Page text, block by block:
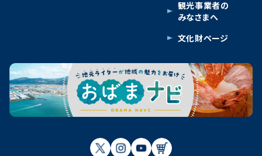
観光事業者の
みなさまへ
文化財ページ